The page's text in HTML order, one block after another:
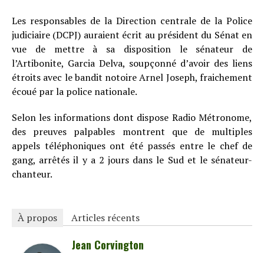
Les responsables de la Direction centrale de la Police
judiciaire (DCPJ) auraient écrit au président du Sénat en
vue de mettre à sa disposition le sénateur de
l’Artibonite, Garcia Delva, soupçonné d’avoir des liens
étroits avec le bandit notoire Arnel Joseph, fraichement
écoué par la police nationale.
Selon les informations dont dispose Radio Métronome,
des preuves palpables montrent que de multiples
appels téléphoniques ont été passés entre le chef de
gang, arrêtés il y a 2 jours dans le Sud et le sénateur-
chanteur.
À propos Articles récents
Jean Corvington